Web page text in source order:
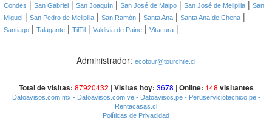
Condes | San Gabriel | San Joaquín | San José de Maipo | San José de Melipilla | San
Miguel | San Pedro de Melipilla | San Ramón | Santa Ana | Santa Ana de Chena |
Santiago | Talagante | TilTil | Valdivia de Paine | Vitacura |
Administrador: ecotour@tourchile.cl
Total de visitas: 87920432 | Visitas hoy: 3678 | Online: 148 visitantes
Datoavisos.com.mx - Datoavisos.com.ve- Datoavisos.pe- Peruserviciotecnico.pe-
Rentacasas.cl
Políticas de Privacidad